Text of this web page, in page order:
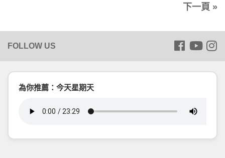
下一頁 »
為你推薦：今天星期天